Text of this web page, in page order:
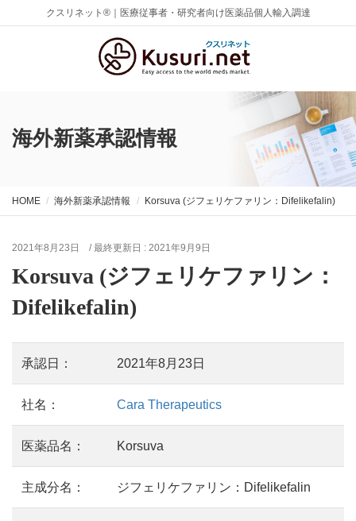
クスリネット®｜医療従事者・研究者向け医薬品個人輸入調達
海外新薬承認情報
HOME 海外新薬承認情報 Korsuva (ジフェリケファリン：Difelikefalin)
2021年8月23日 / 最終更新日 : 2021年9月9日
Korsuva (ジフェリケファリン：
Difelikefalin)
承認日： 2021年8月23日
社名： Cara Therapeutics
医薬品名： Korsuva
主成分名： ジフェリケファリン：Difelikefalin